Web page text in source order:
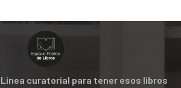
curatorial para tener esos libros